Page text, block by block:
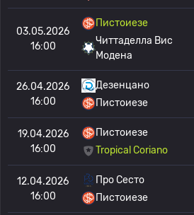
03.05.2026
16:00
Пистоиезе
Читтаделла Вис
Модена
26.04.2026
16:00
Дезенцано
Пистоиезе
19.04.2026
16:00
Пистоиезе
Tropical Coriano
12.04.2026
16:00
Про Сесто
Пистоиезе